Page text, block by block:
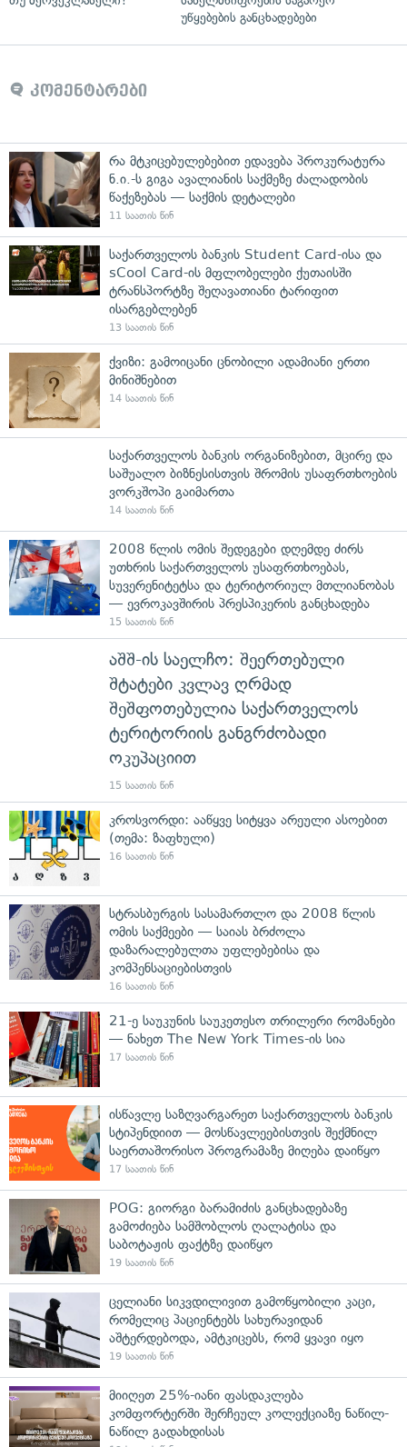
უწყებების განცხადებები
კომენტარები
რა მტკიცებულებებით ედავება პროკურატურა
ნ.ი.-ს გიგა ავალიანის საქმეზე ძალადობის
წაქეზებას — საქმის დეტალები
11 საათის წინ
საქართველოს ბანკის Student Card-ისა და
sCool Card-ის მფლობელები ქუთაისში
ტრანსპორტზე შეღავათიანი ტარიფით
ისარგებლებენ
13 საათის წინ
ქვიზი: გამოიცანი ცნობილი ადამიანი ერთი
მინიშნებით
14 საათის წინ
საქართველოს ბანკის ორგანიზებით, მცირე და
საშუალო ბიზნესისთვის შრომის უსაფრთხოების
ვორკშოპი გაიმართა
14 საათის წინ
2008 წლის ომის შედეგები დღემდე ძირს
უთხრის საქართველოს უსაფრთხოებას,
სუვერენიტეტსა და ტერიტორიულ მთლიანობას
— ევროკავშირის პრესპიკერის განცხადება
15 საათის წინ
აშშ-ის საელჩო: შეერთებული
შტატები კვლავ ღრმად
შეშფოთებულია საქართველოს
ტერიტორიის განგრძობადი
ოკუპაციით
15 საათის წინ
კროსვორდი: ააწყვე სიტყვა არეული ასოებით
(თემა: ზაფხული)
16 საათის წინ
სტრასბურგის სასამართლო და 2008 წლის
ომის საქმეები — საიას ბრძოლა
დაზარალებულთა უფლებებისა და
კომპენსაციებისთვის
16 საათის წინ
21-ე საუკუნის საუკეთესო თრილერი რომანები
— ნახეთ The New York Times-ის სია
17 საათის წინ
ისწავლე საზღვარგარეთ საქართველოს ბანკის
სტიპენდიით — მოსწავლეებისთვის შექმნილ
საერთაშორისო პროგრამაზე მიღება დაიწყო
17 საათის წინ
POG: გიორგი ბარამიძის განცხადებაზე
გამოძიება სამშობლოს ღალატისა და
საბოტაჟის ფაქტზე დაიწყო
19 საათის წინ
ცელიანი სიკვდილივით გამოწყობილი კაცი,
რომელიც პაციენტებს სახურავიდან
აშტერდებოდა, ამტკიცებს, რომ ყვავი იყო
19 საათის წინ
მიიღეთ 25%-იანი ფასდაკლება
კომფორტერში შერჩეულ კოლექციაზე ნაწილ-
ნაწილ გადახდისას